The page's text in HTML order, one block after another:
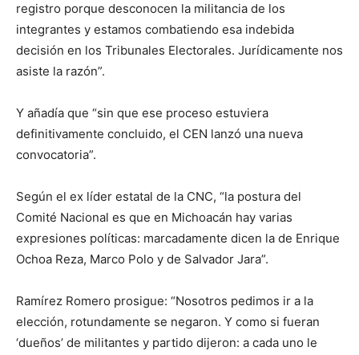
registro porque desconocen la militancia de los
integrantes y estamos combatiendo esa indebida
decisión en los Tribunales Electorales. Jurídicamente nos
asiste la razón”.
Y añadía que “sin que ese proceso estuviera
definitivamente concluido, el CEN lanzó una nueva
convocatoria”.
Según el ex líder estatal de la CNC, “la postura del
Comité Nacional es que en Michoacán hay varias
expresiones políticas: marcadamente dicen la de Enrique
Ochoa Reza, Marco Polo y de Salvador Jara”.
Ramírez Romero prosigue: “Nosotros pedimos ir a la
elección, rotundamente se negaron. Y como si fueran
‘dueños’ de militantes y partido dijeron: a cada uno le